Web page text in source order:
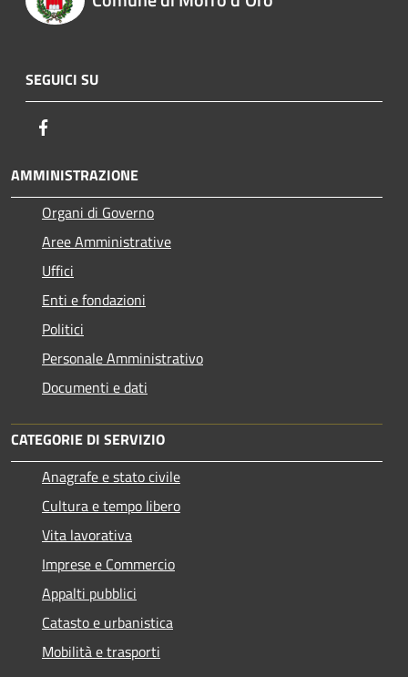
SEGUICI SU
AMMINISTRAZIONE
Organi di Governo
Aree Amministrative
Uffici
Enti e fondazioni
Politici
Personale Amministrativo
Documenti e dati
CATEGORIE DI SERVIZIO
Anagrafe e stato civile
Cultura e tempo libero
Vita lavorativa
Imprese e Commercio
Appalti pubblici
Catasto e urbanistica
Mobilità e trasporti